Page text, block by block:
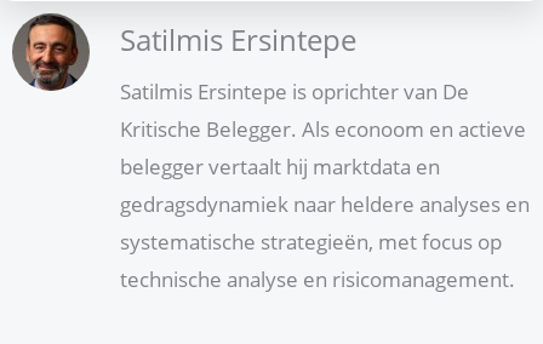
Satilmis Ersintepe
Satilmis Ersintepe is oprichter van De
Kritische Belegger. Als econoom en actieve
belegger vertaalt hij marktdata en
gedragsdynamiek naar heldere analyses en
systematische strategieën, met focus op
technische analyse en risicomanagement.